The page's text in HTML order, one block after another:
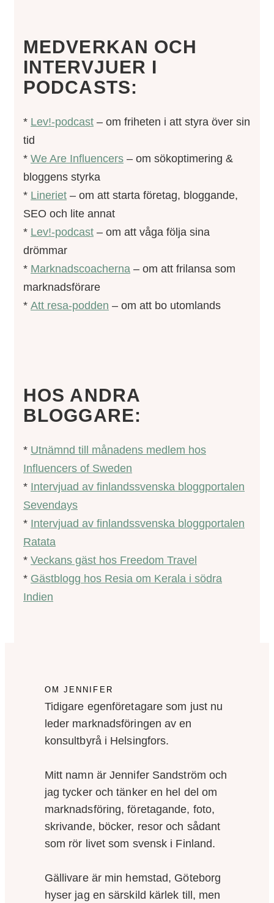
MEDVERKAN OCH
INTERVJUER I
PODCASTS:
* Lev!-podcast – om friheten i att styra över sin
tid
* We Are Influencers – om sökoptimering &
bloggens styrka
* Lineriet – om att starta företag, bloggande,
SEO och lite annat
* Lev!-podcast – om att våga följa sina
drömmar
* Marknadscoacherna – om att frilansa som
marknadsförare
* Att resa-podden – om att bo utomlands
HOS ANDRA
BLOGGARE:
* Utnämnd till månadens medlem hos
Influencers of Sweden
* Intervjuad av finlandssvenska bloggportalen
Sevendays
* Intervjuad av finlandssvenska bloggportalen
Ratata
* Veckans gäst hos Freedom Travel
* Gästblogg hos Resia om Kerala i södra
Indien
OM JENNIFER
Tidigare egenföretagare som just nu
leder marknadsföringen av en
konsultbyrå i Helsingfors.
Mitt namn är Jennifer Sandström och
jag tycker och tänker en hel del om
marknadsföring, företagande, foto,
skrivande, böcker, resor och sådant
som rör livet som svensk i Finland.
Gällivare är min hemstad, Göteborg
hyser jag en särskild kärlek till, men